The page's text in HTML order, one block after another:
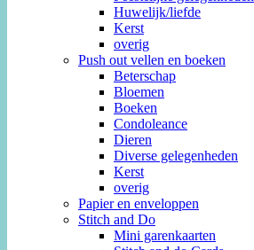
Huwelijk/liefde
Kerst
overig
Push out vellen en boeken
Beterschap
Bloemen
Boeken
Condoleance
Dieren
Diverse gelegenheden
Kerst
overig
Papier en enveloppen
Stitch and Do
Mini garenkaarten